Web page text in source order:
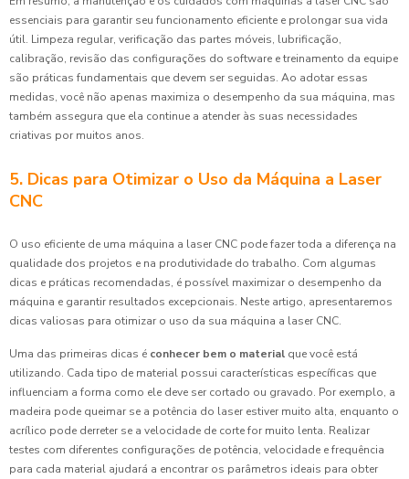
essenciais para garantir seu funcionamento eficiente e prolongar sua vida
útil. Limpeza regular, verificação das partes móveis, lubrificação,
calibração, revisão das configurações do software e treinamento da equipe
são práticas fundamentais que devem ser seguidas. Ao adotar essas
medidas, você não apenas maximiza o desempenho da sua máquina, mas
também assegura que ela continue a atender às suas necessidades
criativas por muitos anos.
5. Dicas para Otimizar o Uso da Máquina a Laser
CNC
O uso eficiente de uma máquina a laser CNC pode fazer toda a diferença na
qualidade dos projetos e na produtividade do trabalho. Com algumas
dicas e práticas recomendadas, é possível maximizar o desempenho da
máquina e garantir resultados excepcionais. Neste artigo, apresentaremos
dicas valiosas para otimizar o uso da sua máquina a laser CNC.
Uma das primeiras dicas é conhecer bem o material que você está
utilizando. Cada tipo de material possui características específicas que
influenciam a forma como ele deve ser cortado ou gravado. Por exemplo, a
madeira pode queimar se a potência do laser estiver muito alta, enquanto o
acrílico pode derreter se a velocidade de corte for muito lenta. Realizar
testes com diferentes configurações de potência, velocidade e frequência
para cada material ajudará a encontrar os parâmetros ideais para obter